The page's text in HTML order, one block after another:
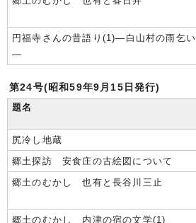
円福寺さんの昔語り(1)―白山村の雨乞い
―
第24号(昭和59年9月15日発行)
題名
尻冷し地蔵
郷土探訪 安食庄の古絵図について
郷土のむかし 也有と長谷川三止
郷土のむかし 内津の宿の文学(1)